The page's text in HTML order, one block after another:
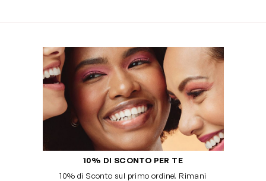
10% DI SCONTO PER TE
10% di Sconto sul primo ordine! Rimani